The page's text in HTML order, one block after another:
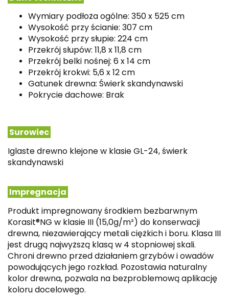
Wymiary podłoża ogólne: 350 x 525 cm
Wysokość przy ścianie: 307 cm
Wysokość przy słupie: 224 cm
Przekrój słupów: 11,8 x 11,8 cm
Przekrój belki nośnej: 6 x 14 cm
Przekrój krokwi: 5,6 x 12 cm
Gatunek drewna: Świerk skandynawski
Pokrycie dachowe: Brak
Surowiec
Iglaste drewno klejone w klasie GL-24, świerk
skandynawski
Impregnacja
Produkt impregnowany środkiem bezbarwnym
Korasit®NG w klasie III (15,0g/m²) do konserwacji
drewna, niezawierający metali ciężkich i boru. Klasa III
jest drugą najwyższą klasą w 4 stopniowej skali.
Chroni drewno przed działaniem grzybów i owadów
powodujących jego rozkład. Pozostawia naturalny
kolor drewna, pozwala na bezproblemową aplikację
koloru docelowego.